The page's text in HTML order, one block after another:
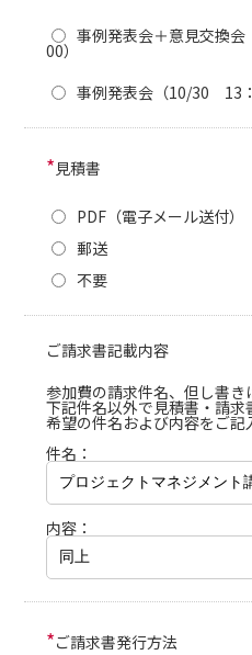
事例発表会＋意見交換会
00）
事例発表会（10/30 13：
*見積書
PDF（電子メール送付）
郵送
不要
ご請求書記載内容
参加費の請求件名、但し書き
下記件名以外で見積書・請
希望の件名および内容をご記
件名：
内容：
*ご請求書発行方法